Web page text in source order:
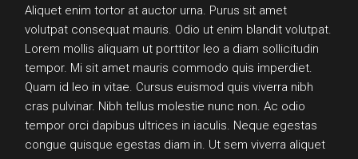
Aliquet enim tortor at auctor urna. Purus sit amet
volutpat consequat mauris. Odio ut enim blandit volutpat.
Lorem mollis aliquam ut porttitor leo a diam sollicitudin
tempor. Mi sit amet mauris commodo quis imperdiet.
Quam id leo in vitae. Cursus euismod quis viverra nibh
cras pulvinar. Nibh tellus molestie nunc non. Ac odio
tempor orci dapibus ultrices in iaculis. Neque egestas
congue quisque egestas diam in. Ut sem viverra aliquet